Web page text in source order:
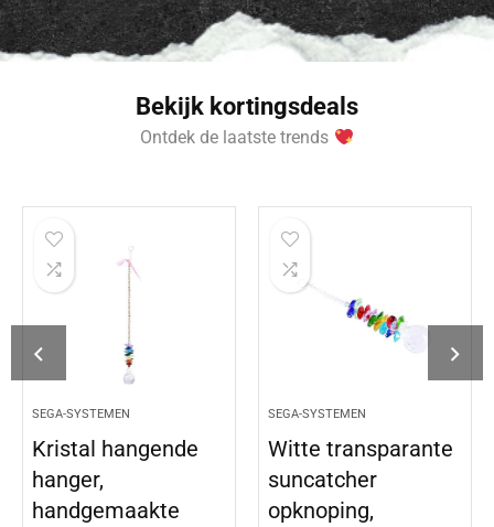
Bekijk kortingsdeals
Ontdek de laatste trends
SEGA-SYSTEMEN
Kristal hangende
hanger,
handgemaakte
SEGA-SYSTEMEN
Witte transparante
suncatcher
opknoping,